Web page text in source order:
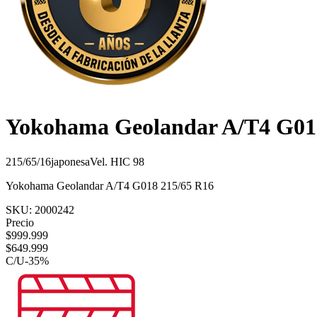
Yokohama Geolandar A/T4
215/65/16japonesaVel. HIC 98
Yokohama Geolandar A/T4 G018 215/65 R16
SKU: 2000242
Precio
$999.999
$649.999
C/U-35%